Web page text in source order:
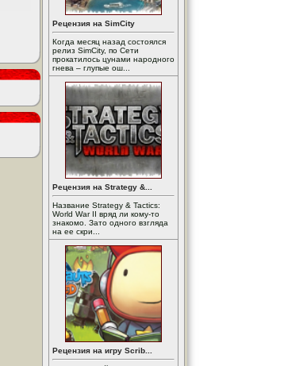
Рецензия на SimCity
Когда месяц назад состоялся
релиз SimCity, по Сети
прокатилось цунами народного
гнева – глупые ош...
Рецензия на Strategy &...
Название Strategy & Tactics:
World War II вряд ли кому-то
знакомо. Зато одного взгляда
на ее скри...
Рецензия на игру Scrib...